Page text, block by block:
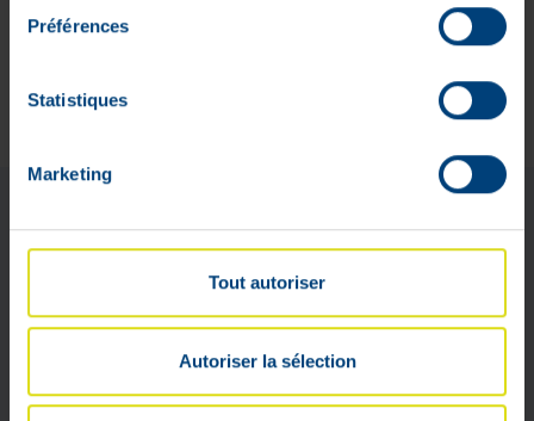
Préférences
Statistiques
Marketing
Tout autoriser
Autoriser la sélection
van maandag tot vrijdag van 9.00 tot 13.00 uur
Apotheek van wacht: